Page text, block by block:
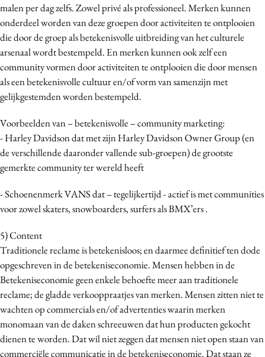
malen per dag zelfs. Zowel privé als professioneel. Merken kunnen
onderdeel worden van deze groepen door activiteiten te ontplooien
die door de groep als betekenisvolle uitbreiding van het culturele
arsenaal wordt bestempeld. En merken kunnen ook zelf een
community vormen door activiteiten te ontplooien die door mensen
als een betekenisvolle cultuur en/of vorm van samenzijn met
gelijkgestemden worden bestempeld.
Voorbeelden van – betekenisvolle – community marketing:
- Harley Davidson dat met zijn Harley Davidson Owner Group (en
de verschillende daaronder vallende sub-groepen) de grootste
gemerkte community ter wereld heeft
- Schoenenmerk VANS dat – tegelijkertijd - actief is met communities
voor zowel skaters, snowboarders, surfers als BMX’ers .
5) Content
Traditionele reclame is betekenisloos; en daarmee definitief ten dode
opgeschreven in de betekeniseconomie. Mensen hebben in de
Betekeniseconomie geen enkele behoefte meer aan traditionele
reclame; de gladde verkooppraatjes van merken. Mensen zitten niet te
wachten op commercials en/of advertenties waarin merken
monomaan van de daken schreeuwen dat hun producten gekocht
dienen te worden. Dat wil niet zeggen dat mensen niet open staan van
commerciële communicatie in de betekeniseconomie. Dat staan ze